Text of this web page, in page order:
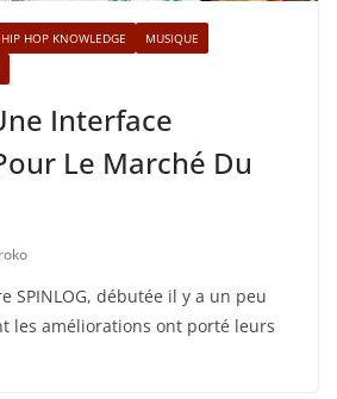
HIP HOP KNOWLEDGE
MUSIQUE
Interface
Le Marché Du
SPINLOG, débutée il y a un peu
les améliorations ont porté leurs